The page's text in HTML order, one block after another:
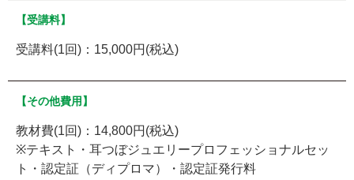
【受講料】
受講料(1回)：15,000円(税込)
【その他費用】
教材費(1回)：14,800円(税込)
※テキスト・耳つぼジュエリープロフェッショナルセッ
ト・認定証（ディプロマ）・認定証発行料